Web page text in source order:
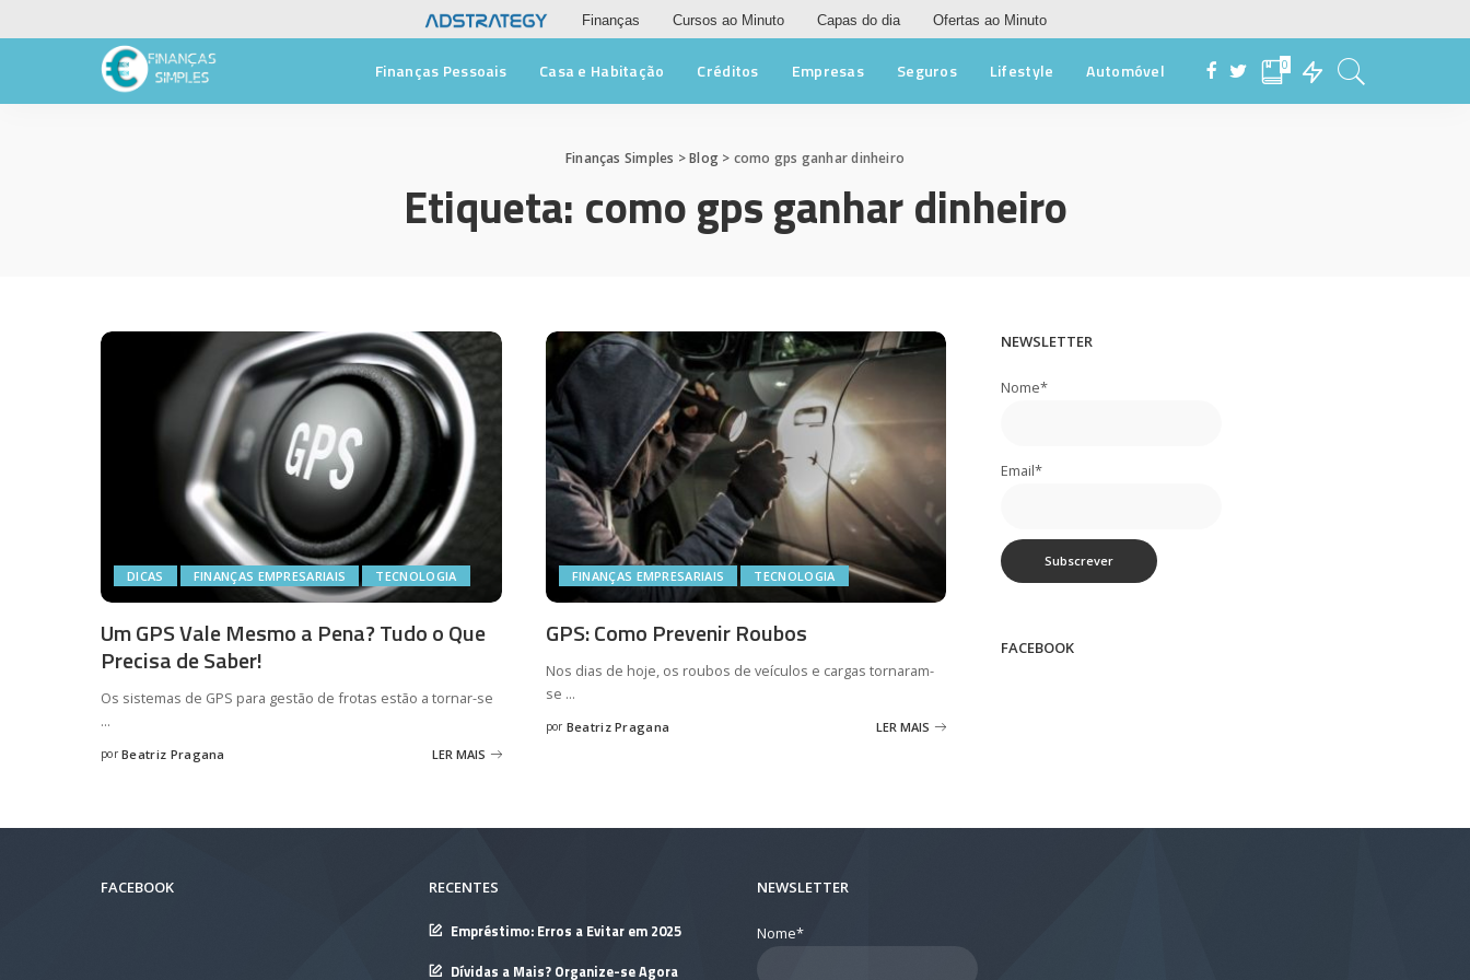
Finanças Cursos ao Minuto Capas do dia Ofertas ao Minuto
Finanças Pessoais Casa e Habitação Créditos Empresas Seguros Lifestyle Automóvel 0
Finanças Simples >Blog > como gps ganhar dinheiro
Etiqueta: como gps ganhar dinheiro
DICAS FINANÇAS EMPRESARIAIS TECNOLOGIA
Um GPS Vale Mesmo a Pena? Tudo o Que
Precisa de Saber!
Os sistemas de GPS para gestão de frotas estão a tornar-se
...
Posted
por Beatriz Pragana LER MAIS
FINANÇAS EMPRESARIAIS TECNOLOGIA
GPS: Como Prevenir Roubos
Nos dias de hoje, os roubos de veículos e cargas tornaram-
se ...
Posted
por Beatriz Pragana LER MAIS
NEWSLETTER
Nome*
Email*
FACEBOOK
FACEBOOK RECENTES
Empréstimo: Erros a Evitar em 2025
Dívidas a Mais? Organize-se Agora
NEWSLETTER
Nome*